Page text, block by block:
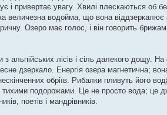
і привертає увагу. Хвилі плескаються об
величезна водойма, що вона
Озеро має голос, і він говорить
лісів і сіль далекого дощу. На
дзеркало. Енергія озера магнетична; вона
обріїв. Рибалки пливуть його
тихими подорожами. Це не просто вода; це
поетів і мандрівників.